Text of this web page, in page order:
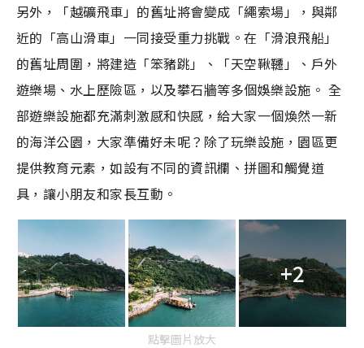
另外，「越礦飛車」的舊址將會變成「繩索場」，與鄰
近的「高山滑車」一同接受重力挑戰。在「滑浪飛船」
的舊址周圍，將建造「笨豬跳」、「天空鞦韆」、戶外
遊樂場、水上歷險區，以及攀石牆等多個娛樂設施。 全
部遊樂設施都充滿刺激感和快感，給大家一個煥然一新
的海洋公園，大家準備好未呢？除了玩樂設施，園區更
提供教育元素，如設有不同的資訊欄、拼圖和觸覺道
具，讓小朋友和家長互動。
+2
點擊圖片放大